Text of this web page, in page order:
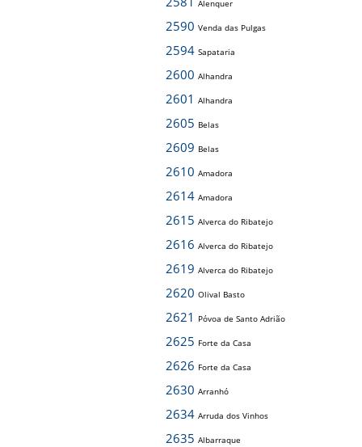
Alenquer
2590 Venda das Pulgas
2594 Sapataria
2600 Alhandra
2601 Alhandra
2605 Belas
2609 Belas
2610 Amadora
2614 Amadora
2615 Alverca do Ribatejo
2616 Alverca do Ribatejo
2619 Alverca do Ribatejo
2620 Olival Basto
2621 Póvoa de Santo Adrião
2625 Forte da Casa
2626 Forte da Casa
2630 Arranhó
2634 Arruda dos Vinhos
2635 Albarraque